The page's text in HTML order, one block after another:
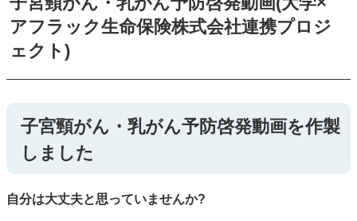
アフラック生命保険株式会社連携プロジ
ェクト)
子宮頸がん・乳がん予防啓発動画を作製
しました
自分は大丈夫と思っていませんか?